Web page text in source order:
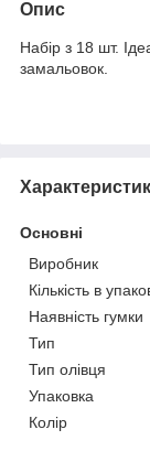
Опис
Набір з 18 шт.
замальовок.
Основні
Виробник
Кількість в
Наявність гумки
Тип
Тип олівця
Упаковка
Колір